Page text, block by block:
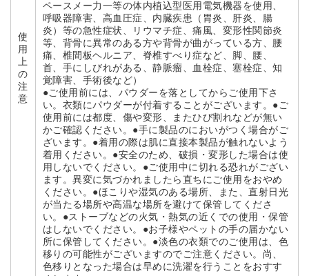
使
用
上
の
注
意
ペースメー力一等の体内植込型医用電気機器を使用、
呼吸器障害、高血圧症、内臓疾患（胃炎、肝炎、腸
炎）等の急性症状、リウマチ症、痛風、変形性関節炎
等、背骨に異常のある方や背骨が曲がっている方、腰
痛、椎間板ヘルニア、脊椎すべり症など、脚、腰、
首、手にしびれがある、静脈瘤、血栓症、塞栓症、知
覚障害、手術後など）
●ご使用前には、パウダーを落としてからご使用下さ
い。衣類にパウダーが付着することがございます。●ご
使用前には都度、傷や変形、またひび割れなどが無い
かご確認ください。●手に製品のにおいがつく場合がご
ざいます。●着用の際は肌に直接本製品が触れないよう
着用ください。●安全のため、破損・変形した場合は使
用しないでください。●ご使用中に切れる恐れがござい
ます。異変に気づかれましたら直ちにご使用をおやめ
ください。●ほこりや湿気のある場所、また、直射日光
が当たる場所や高温な場所を避けて保管してくださ
い。●ストーブなどの火気・熱気の近くでの使用・保管
はしないでください。●お子様やペットの手の届かない
所に保管してください。●淡色の衣類でのご使用は、色
移りの可能性がございますのでご注意ください。尚、
色移りとなった場合は早めに洗濯を行うことをおすす